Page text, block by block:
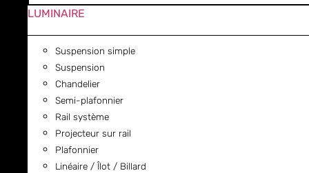
LUMINAIRE
Suspension simple
Suspension
Chandelier
Semi-plafonnier
Rail système
Projecteur sur rail
Plafonnier
Linéaire / Îlot / Billard